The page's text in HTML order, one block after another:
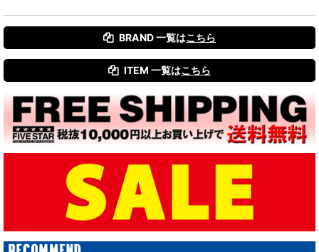
BRAND 一覧はこちら
ITEM 一覧はこちら